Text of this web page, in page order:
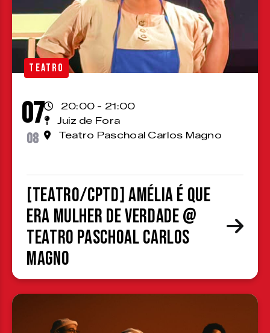
TEATRO
07
08
20:00 - 21:00
Juiz de Fora
Teatro Paschoal Carlos Magno
[TEATRO/CPTD] Amélia é que
era mulher de verdade @
Teatro Paschoal Carlos
Magno